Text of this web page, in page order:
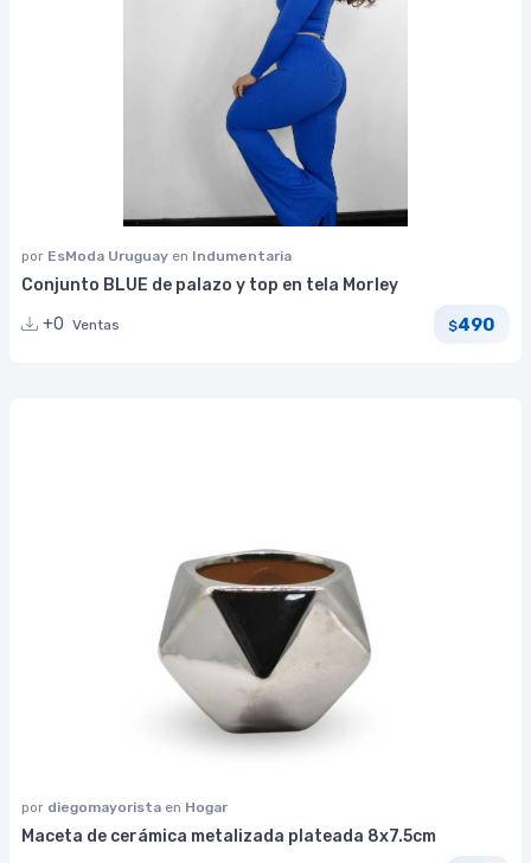
por EsModa Uruguay en Indumentaria
Conjunto BLUE de palazo y top en tela Morley
+0 Ventas $490
por diegomayorista en Hogar
Maceta de cerámica metalizada plateada 8x7.5cm